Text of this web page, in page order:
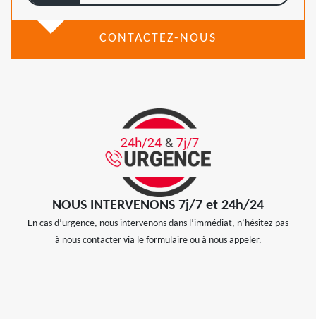
CONTACTEZ-NOUS
NOUS INTERVENONS 7j/7 et 24h/24
En cas d’urgence, nous intervenons dans l’immédiat, n’hésitez pas
à nous contacter via le formulaire ou à nous appeler.